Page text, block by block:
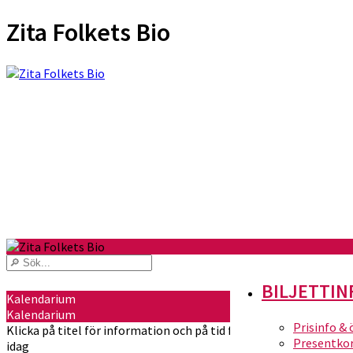
Zita Folkets Bio
Prisinfo &
Kalendarium
Kalendarium
Klicka på titel för information och på tid för att köpa biljetter
idag